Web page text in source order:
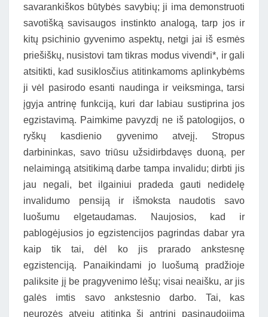
savarankiškos būtybės savybių; ji ima demonstruoti
savotišką savisaugos instinkto analogą, tarp jos ir
kitų psichinio gyvenimo aspektų, netgi jai iš esmės
priešiškų, nusistovi tam tikras modus vivendi*, ir gali
atsitikti, kad susiklosčius atitinkamoms aplinkybėms
ji vėl pasirodo esanti naudinga ir veiksminga, tarsi
įgyja antrinę funkciją, kuri dar labiau sustiprina jos
egzistavimą. Paimkime pavyzdį ne iš patologijos, o
ryškų kasdienio gyvenimo atvejį. Stropus
darbininkas, savo triūsu užsidirbdavęs duoną, per
nelaimingą atsitikimą darbe tampa invalidu; dirbti jis
jau negali, bet ilgainiui pradeda gauti nedidelę
invalidumo pensiją ir išmoksta naudotis savo
luošumu elgetaudamas. Naujosios, kad ir
pablogėjusios jo egzistencijos pagrindas dabar yra
kaip tik tai, dėl ko jis prarado ankstesnę
egzistenciją. Panaikindami jo luošumą pradžioje
paliksite jį be pragyvenimo lėšų; visai neaišku, ar jis
galės imtis savo ankstesnio darbo. Tai, kas
neurozės atveju atitinka šį antrinį pasinaudojimą